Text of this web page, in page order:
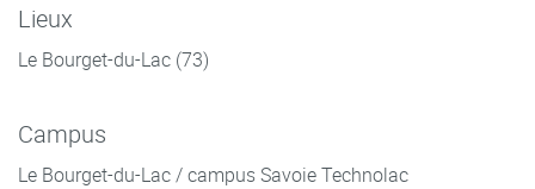
Lieux
Le Bourget-du-Lac (73)
Campus
Le Bourget-du-Lac / campus Savoie Technolac